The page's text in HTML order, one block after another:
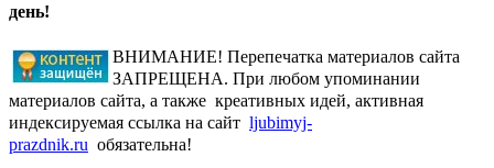
день!
ВНИМАНИЕ! Перепечатка материалов сайта
ЗАПРЕЩЕНА. При любом упоминании
материалов сайта, а также креативных идей, активная
индексируемая ссылка на сайт ljubimyj-
prazdnik.ru обязательна!